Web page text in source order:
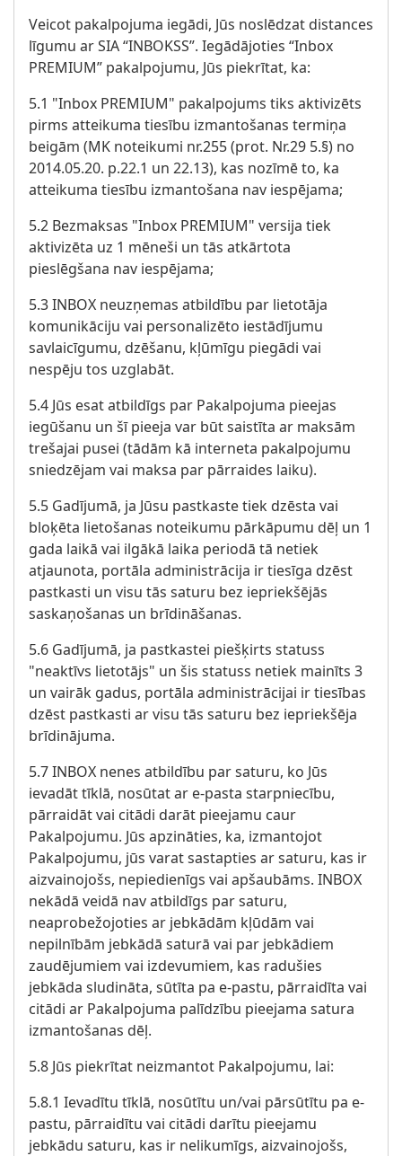
Veicot pakalpojuma iegādi, Jūs noslēdzat distances
līgumu ar SIA “INBOKSS”. Iegādājoties “Inbox
PREMIUM” pakalpojumu, Jūs piekrītat, ka:
5.1 "Inbox PREMIUM" pakalpojums tiks aktivizēts
pirms atteikuma tiesību izmantošanas termiņa
beigām (MK noteikumi nr.255 (prot. Nr.29 5.§) no
2014.05.20. p.22.1 un 22.13), kas nozīmē to, ka
atteikuma tiesību izmantošana nav iespējama;
5.2 Bezmaksas "Inbox PREMIUM" versija tiek
aktivizēta uz 1 mēneši un tās atkārtota
pieslēgšana nav iespējama;
5.3 INBOX neuzņemas atbildību par lietotāja
komunikāciju vai personalizēto iestādījumu
savlaicīgumu, dzēšanu, kļūmīgu piegādi vai
nespēju tos uzglabāt.
5.4 Jūs esat atbildīgs par Pakalpojuma pieejas
iegūšanu un šī pieeja var būt saistīta ar maksām
trešajai pusei (tādām kā interneta pakalpojumu
sniedzējam vai maksa par pārraides laiku).
5.5 Gadījumā, ja Jūsu pastkaste tiek dzēsta vai
bloķēta lietošanas noteikumu pārkāpumu dēļ un 1
gada laikā vai ilgākā laika periodā tā netiek
atjaunota, portāla administrācija ir tiesīga dzēst
pastkasti un visu tās saturu bez iepriekšējās
saskaņošanas un brīdināšanas.
5.6 Gadījumā, ja pastkastei piešķirts statuss
"neaktīvs lietotājs" un šis statuss netiek mainīts 3
un vairāk gadus, portāla administrācijai ir tiesības
dzēst pastkasti ar visu tās saturu bez iepriekšēja
brīdinājuma.
5.7 INBOX nenes atbildību par saturu, ko Jūs
ievadāt tīklā, nosūtat ar e-pasta starpniecību,
pārraidāt vai citādi darāt pieejamu caur
Pakalpojumu. Jūs apzināties, ka, izmantojot
Pakalpojumu, jūs varat sastapties ar saturu, kas ir
aizvainojošs, nepiedienīgs vai apšaubāms. INBOX
nekādā veidā nav atbildīgs par saturu,
neaprobežojoties ar jebkādām kļūdām vai
nepilnībām jebkādā saturā vai par jebkādiem
zaudējumiem vai izdevumiem, kas radušies
jebkāda sludināta, sūtīta pa e-pastu, pārraidīta vai
citādi ar Pakalpojuma palīdzību pieejama satura
izmantošanas dēļ.
5.8 Jūs piekrītat neizmantot Pakalpojumu, lai:
5.8.1 Ievadītu tīklā, nosūtītu un/vai pārsūtītu pa e-
pastu, pārraidītu vai citādi darītu pieejamu
jebkādu saturu, kas ir nelikumīgs, aizvainojošs,